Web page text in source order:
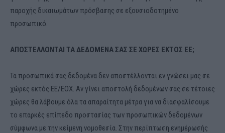
παροχής δικαιωμάτων πρόσβασης σε εξουσιοδοτημένο
προσωπικό.
ΑΠΟΣΤΕΛΛΟΝΤΑΙ ΤΑ ΔΕΔΟΜΕΝΑ ΣΑΣ ΣΕ ΧΩΡΕΣ ΕΚΤΟΣ ΕΕ;
Τα προσωπικά σας δεδομένα δεν αποστέλλονται εν γνώσει μας σε
χώρες εκτός ΕΕ/ΕΟΧ. Αν γίνει αποστολή δεδομένων σας σε τέτοιες
χώρες θα λάβουμε όλα τα απαραίτητα μέτρα για να διασφαλίσουμε
το επαρκές επίπεδο προστασίας των προσωπικών δεδομένων
σύμφωνα με την κείμενη νομοθεσία. Στην περίπτωση ενημέρωσής